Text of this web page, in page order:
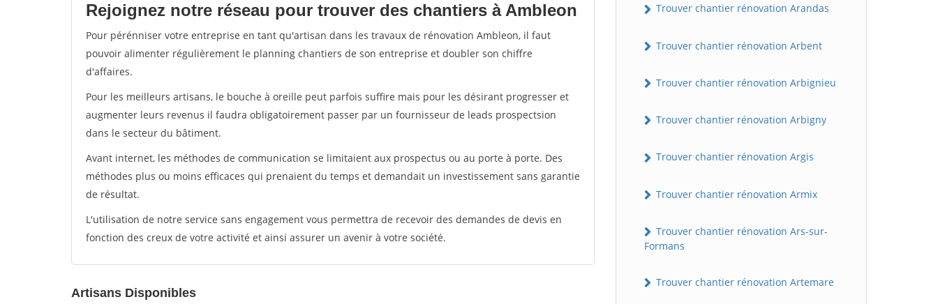
Rejoignez notre réseau pour trouver des chantiers à Ambleon
Pour pérénniser votre entreprise en tant qu'artisan dans les travaux de rénovation Ambleon, il faut
pouvoir alimenter régulièrement le planning chantiers de son entreprise et doubler son chiffre
d'affaires.
Pour les meilleurs artisans, le bouche à oreille peut parfois suffire mais pour les désirant progresser et
augmenter leurs revenus il faudra obligatoirement passer par un fournisseur de leads prospectsion
dans le secteur du bâtiment.
Avant internet, les méthodes de communication se limitaient aux prospectus ou au porte à porte. Des
méthodes plus ou moins efficaces qui prenaient du temps et demandait un investissement sans garantie
de résultat.
L'utilisation de notre service sans engagement vous permettra de recevoir des demandes de devis en
fonction des creux de votre activité et ainsi assurer un avenir à votre société.
Artisans Disponibles
Trouver chantier rénovation Arandas
Trouver chantier rénovation Arbent
Trouver chantier rénovation Arbignieu
Trouver chantier rénovation Arbigny
Trouver chantier rénovation Argis
Trouver chantier rénovation Armix
Trouver chantier rénovation Ars-sur-
Formans
Trouver chantier rénovation Artemare